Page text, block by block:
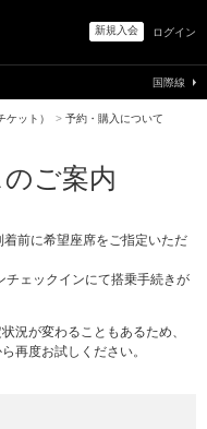
新規入会 ログイン
ット） > 予約・購入について
ご案内
前に希望座席をご指定いただ
チェックインにて搭乗手続きが
況が変わることもあるため、
再度お試しください。
国際線